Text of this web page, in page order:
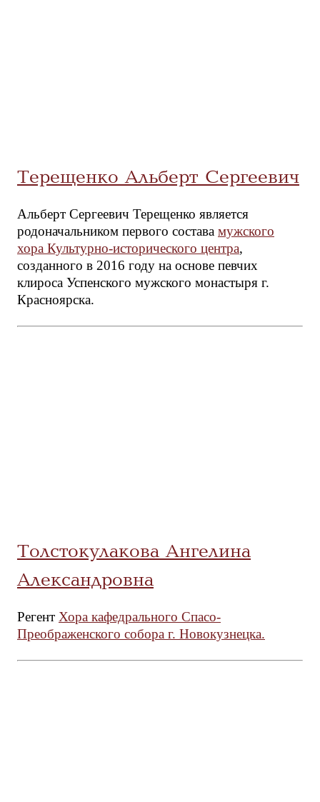
Терещенко Альберт Сергеевич
Альберт Сергеевич Терещенко является
родоначальником первого состава мужского
хора Культурно-исторического центра,
созданного в 2016 году на основе певчих
клироса Успенского мужского монастыря г.
Красноярска.
Толстокулакова Ангелина
Александровна
Регент Хора кафедрального Спасо-
Преображенского собора г. Новокузнецка.